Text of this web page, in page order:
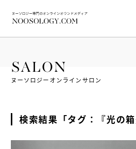
SALON
ヌーソロジーオンラインサロン
検索結果「タグ：『光の箱